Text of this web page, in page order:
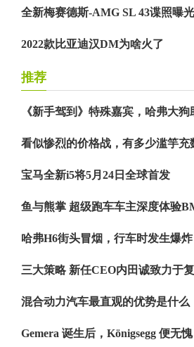
全新梅赛德斯-AMG SL 43谍照曝光
2022款比亚迪汉DM为啥火了
推荐
《新手驾到》特殊嘉宾，哈弗大狗
看似惨烈的价格战，有多少滥竽充
宝马全新i5将5月24日全球首发
鱼与熊掌 超级跑车车主深度体验
哈弗H6街头冒烟，行车时发生爆炸
三大策略 新任CEO内田诚致力于
混合动力汽车最直观的优势是什么
Gemera 诞生后，Königsegg 便无愧